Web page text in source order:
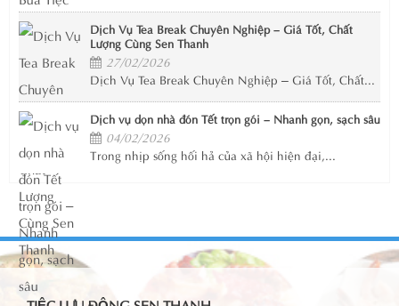
Dịch Vụ Tea Break Chuyên Nghiệp – Giá Tốt, Chất
Lượng Cùng Sen Thanh
27/02/2026
Dịch Vụ Tea Break Chuyên Nghiệp – Giá Tốt, Chất...
Dịch vụ dọn nhà đón Tết trọn gói – Nhanh gọn, sạch sâu
04/02/2026
Trong nhịp sống hối hả của xã hội hiện đại,...